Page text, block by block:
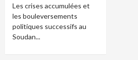
Les crises accumulées et
les bouleversements
politiques successifs au
Soudan...